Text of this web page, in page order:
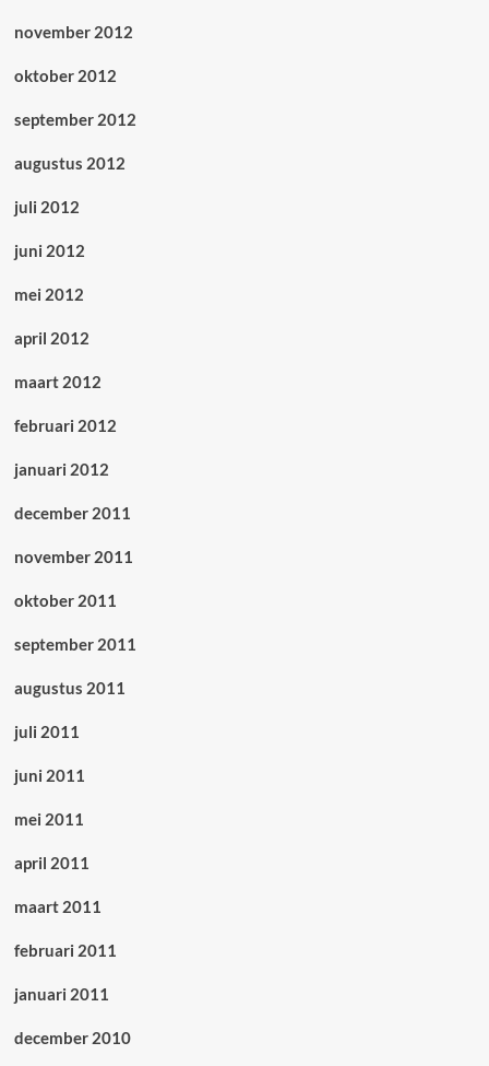
november 2012
oktober 2012
september 2012
augustus 2012
juli 2012
juni 2012
mei 2012
april 2012
maart 2012
februari 2012
januari 2012
december 2011
november 2011
oktober 2011
september 2011
augustus 2011
juli 2011
juni 2011
mei 2011
april 2011
maart 2011
februari 2011
januari 2011
december 2010